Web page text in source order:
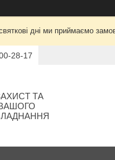
святкові дні ми приймаємо
28-17
ТА